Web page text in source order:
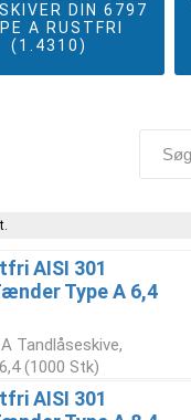
DIN 6797
A RUSTFRI
(1.4310)
AISI 301
Type A 6,4
Tandlåseskive,
(1000 Stk)
AISI 301